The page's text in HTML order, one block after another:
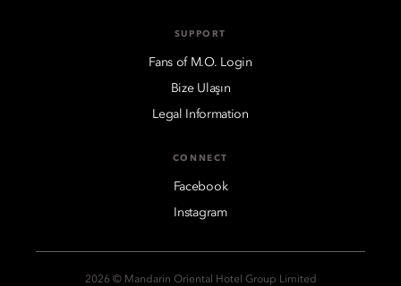
SUPPORT
Fans of M.O. Login
Bize Ulaşın
Legal Information
CONNECT
Facebook
Instagram
2026 © Mandarin Oriental Hotel Group Limited